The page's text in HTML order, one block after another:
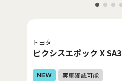
トヨタ
ピクシスエポック X SA3